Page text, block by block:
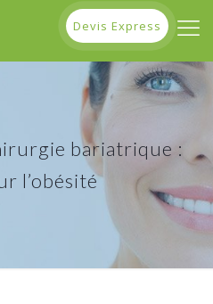
Devis Express
bariatrique :
l’obésité